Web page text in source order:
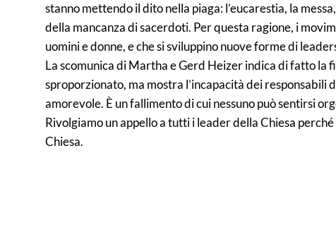
stanno mettendo il dito nella piaga: l’eucarestia, la
della mancanza di sacerdoti. Per questa ragione, i
uomini e donne, e che si sviluppino nuove forme di
La scomunica di Martha e Gerd Heizer indica di fatto la
sproporzionato, ma mostra l’incapacità dei
amorevole. È un fallimento di cui nessuno può sentirsi
Rivolgiamo un appello a tutti i leader della Chiesa
Chiesa.